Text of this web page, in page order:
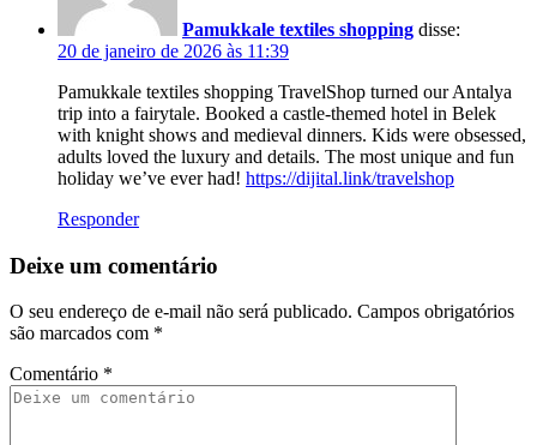
Pamukkale textiles shopping disse:
20 de janeiro de 2026 às 11:39
Pamukkale textiles shopping TravelShop turned our Antalya
trip into a fairytale. Booked a castle-themed hotel in Belek
with knight shows and medieval dinners. Kids were obsessed,
adults loved the luxury and details. The most unique and fun
holiday we’ve ever had! https://dijital.link/travelshop
Responder
Deixe um comentário
O seu endereço de e-mail não será publicado. Campos obrigatórios
são marcados com *
Comentário *